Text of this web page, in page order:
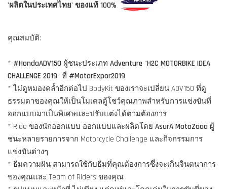
'ผลิตในประเทศไทย' ของแท้ 100%
คุณสมบัติ:
* #HondaADV150 ผู้ชนะประเภท Adventure "H2C MOTORBIKE IDEA
CHALLENGE 2019" ที่ #MotorExpor2019
* ไม่ดูหมองคล้ำอีกต่อไป BodyKit ของเราจะเปลี่ยน ADV150 ที่ดู
ธรรมดาของคุณให้เป็นโมเดลตู้โชว์คุณภาพสำหรับการแข่งขันที่
ออกแบบมาเป็นพิเศษและปรับแต่งได้ตามต้องการ
* Ride ของนักออกแบบ ออกแบบและผลิตโดย AsurA MotoZaaa ผู้
ชนะหลายรายการจาก Motorcycle Challenge และกิจกรรมการ
แข่งขันต่างๆ
* ธีมความฝัน สามารถใช้กับธีมที่คุณต้องการซึ่งจะเกินจินตนาการ
ของคุณและ Team of Riders ของคุณ